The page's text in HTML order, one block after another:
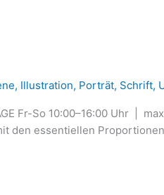
, Illustration, Porträt, Schrift,
Fr-So 10:00–16:00 Uhr |
den essentiellen